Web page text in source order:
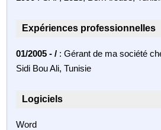
Expériences professionnelles
01/2005 - / : Gérant de ma société
Sidi Bou Ali, Tunisie
Logiciels
Word